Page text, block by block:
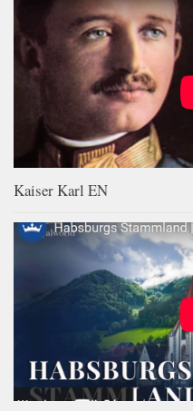
Kaiser Karl EN